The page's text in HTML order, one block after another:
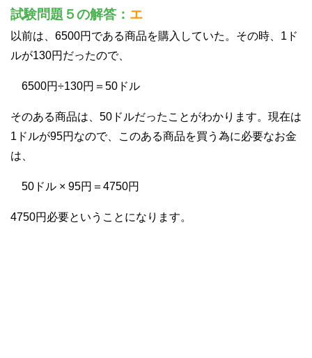
試験問題５の解答： エ
以前は、6500円である商品を購入していた。その時、1ド
ルが130円だったので、
6500円÷130円＝50ドル
そのある商品は、50ドルだったことがわかります。現在は
1ドルが95円なので、このある商品を買う為に必要なお金
は、
50ドル × 95円＝4750円
4750円必要ということになります。